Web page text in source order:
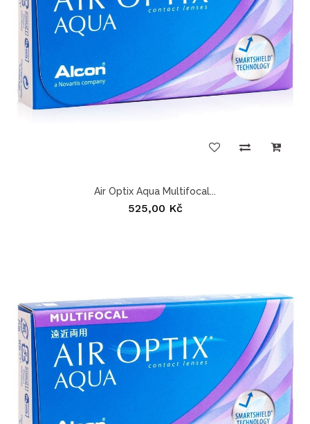
Air Optix Aqua Multifocal...
525,00 Kč